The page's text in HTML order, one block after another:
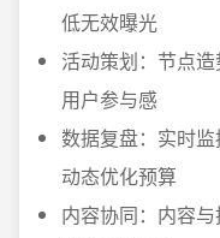
低无效曝光
活动策划：节点
用户参与感
数据复盘：实时
动态优化预算
内容协同：内容